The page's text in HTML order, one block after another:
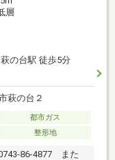
層
の台駅 徒歩5分
萩の台２
都市ガス
整形地
86-4877 また